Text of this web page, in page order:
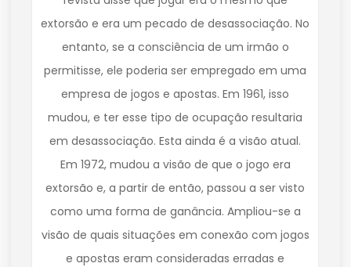
extorsão e era um pecado de desassociação. No
entanto, se a consciência de um irmão o
permitisse, ele poderia ser empregado em uma
empresa de jogos e apostas. Em 1961, isso
mudou, e ter esse tipo de ocupação resultaria
em desassociação. Esta ainda é a visão atual.
Em 1972, mudou a visão de que o jogo era
extorsão e, a partir de então, passou a ser visto
como uma forma de ganância. Ampliou-se a
visão de quais situações em conexão com jogos
e apostas eram consideradas erradas e